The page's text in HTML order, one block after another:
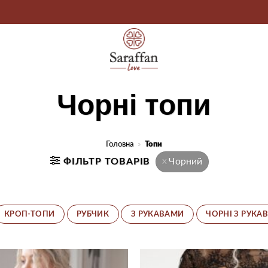
Чорні топи
Головна » Топи
ФІЛЬТР ТОВАРІВ Чорний
КРОП-ТОПИ РУБЧИК З РУКАВАМИ ЧОРНІ З